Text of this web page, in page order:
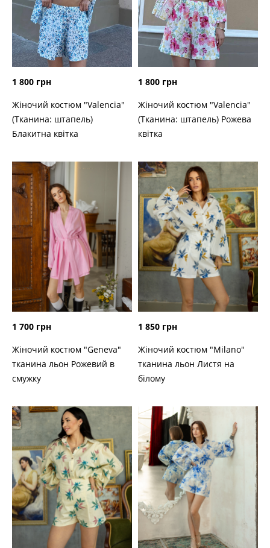
1 800 грн
Жіночий костюм "Valencia"
(Тканина: штапель)
Блакитна квітка
1 800 грн
Жіночий костюм "Valencia"
(Тканина: штапель) Рожева
квітка
1 700 грн
Жіночий костюм "Geneva"
тканина льон Рожевий в
смужку
1 850 грн
Жіночий костюм "Milano"
тканина льон Листя на
білому